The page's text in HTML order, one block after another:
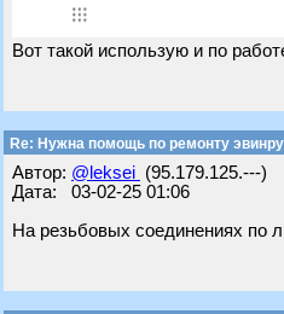
Вот такой использую и по
Re: Нужна помощь по ремонту
Автор: @leksei (95.179.125.---)
Дата: 03-02-25 01:06
На резьбовых соединениях по